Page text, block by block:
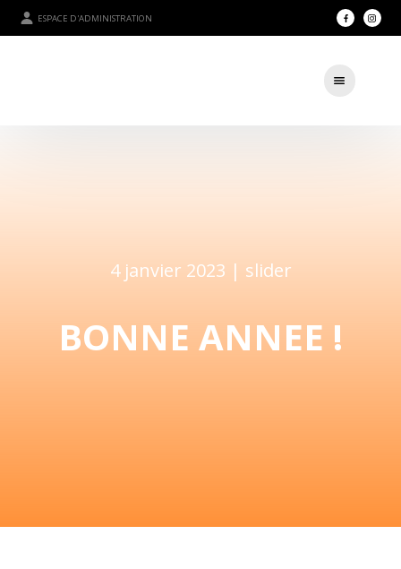
ESPACE D'ADMINISTRATION
4 janvier 2023 | slider
BONNE ANNEE !